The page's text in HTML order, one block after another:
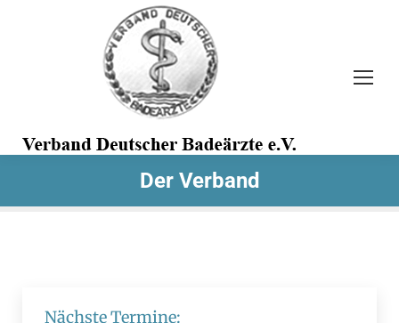
Search:
Der Verband
Nächste Termine: